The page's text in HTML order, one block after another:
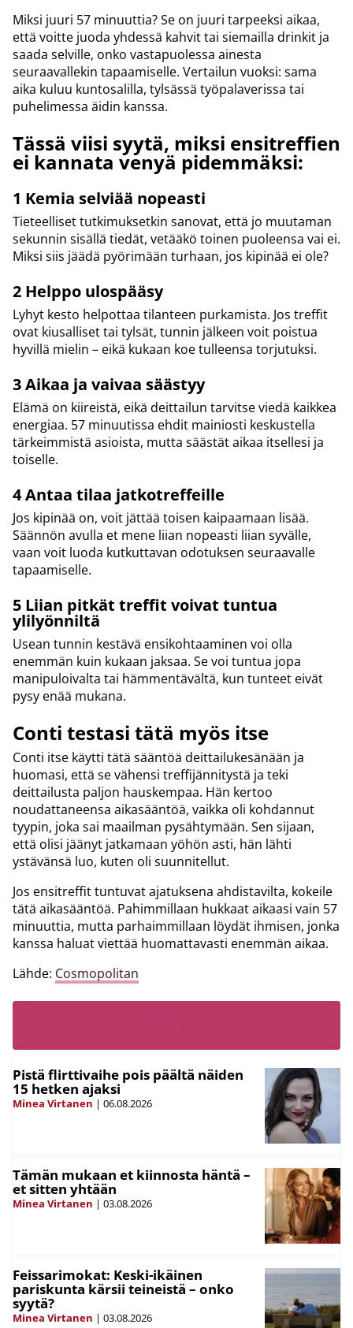
Miksi juuri 57 minuuttia? Se on juuri tarpeeksi aikaa,
että voitte juoda yhdessä kahvit tai siemailla drinkit ja
saada selville, onko vastapuolessa ainesta
seuraavallekin tapaamiselle. Vertailun vuoksi: sama
aika kuluu kuntosalilla, tylsässä työpalaverissa tai
puhelimessa äidin kanssa.
Tässä viisi syytä, miksi ensitreffien
ei kannata venyä pidemmäksi:
1️ Kemia selviää nopeasti
Tieteelliset tutkimuksetkin sanovat, että jo muutaman
sekunnin sisällä tiedät, vetääkö toinen puoleensa vai ei.
Miksi siis jäädä pyörimään turhaan, jos kipinää ei ole?
2️ Helppo ulospääsy
Lyhyt kesto helpottaa tilanteen purkamista. Jos treffit
ovat kiusalliset tai tylsät, tunnin jälkeen voit poistua
hyvillä mielin – eikä kukaan koe tulleensa torjutuksi.
3️ Aikaa ja vaivaa säästyy
Elämä on kiireistä, eikä deittailun tarvitse viedä kaikkea
energiaa. 57 minuutissa ehdit mainiosti keskustella
tärkeimmistä asioista, mutta säästät aikaa itsellesi ja
toiselle.
4️ Antaa tilaa jatkotreffeille
Jos kipinää on, voit jättää toisen kaipaamaan lisää.
Säännön avulla et mene liian nopeasti liian syvälle,
vaan voit luoda kutkuttavan odotuksen seuraavalle
tapaamiselle.
5️ Liian pitkät treffit voivat tuntua
ylilyönniltä
Usean tunnin kestävä ensikohtaaminen voi olla
enemmän kuin kukaan jaksaa. Se voi tuntua jopa
manipuloivalta tai hämmentävältä, kun tunteet eivät
pysy enää mukana.
Conti testasi tätä myös itse
Conti itse käytti tätä sääntöä deittailukesänään ja
huomasi, että se vähensi treffijännitystä ja teki
deittailusta paljon hauskempaa. Hän kertoo
noudattaneensa aikasääntöä, vaikka oli kohdannut
tyypin, joka sai maailman pysähtymään. Sen sijaan,
että olisi jäänyt jatkamaan yöhön asti, hän lähti
ystävänsä luo, kuten oli suunnitellut.
Jos ensitreffit tuntuvat ajatuksena ahdistavilta, kokeile
tätä aikasääntöä. Pahimmillaan hukkaat aikaasi vain 57
minuuttia, mutta parhaimmillaan löydät ihmisen, jonka
kanssa haluat viettää huomattavasti enemmän aikaa.
Lähde: Cosmopolitan
Pistä flirttivaihe pois päältä näiden
15 hetken ajaksi
Minea Virtanen | 06.08.2026
Tämän mukaan et kiinnosta häntä –
et sitten yhtään
Minea Virtanen | 03.08.2026
Feissarimokat: Keski-ikäinen
pariskunta kärsii teineistä – onko
syytä?
Minea Virtanen | 03.08.2026